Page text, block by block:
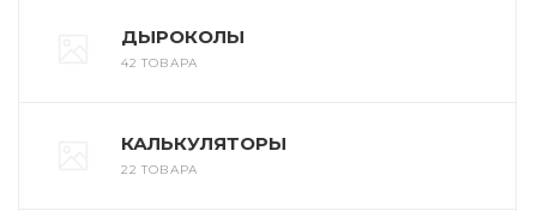
ДЫРОКОЛЫ
42 ТОВАРА
КАЛЬКУЛЯТОРЫ
22 ТОВАРА